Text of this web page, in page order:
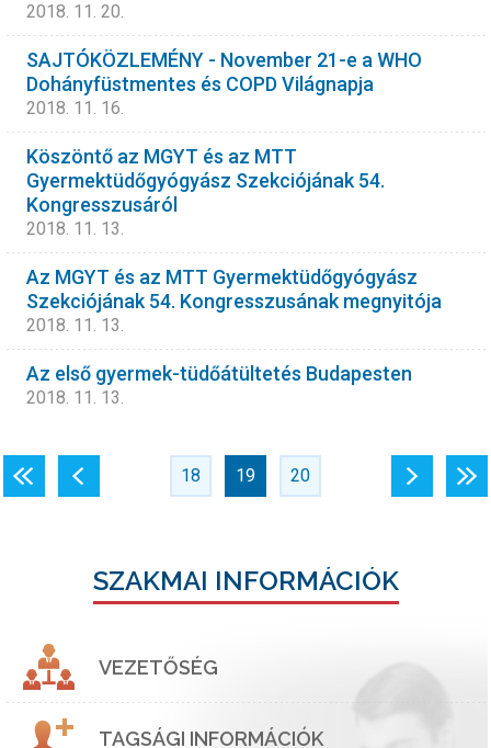
2018. 11. 20.
SAJTÓKÖZLEMÉNY - November 21-e a WHO
Dohányfüstmentes és COPD Világnapja
2018. 11. 16.
Köszöntő az MGYT és az MTT
Gyermektüdőgyógyász Szekciójának 54.
Kongresszusáról
2018. 11. 13.
Az MGYT és az MTT Gyermektüdőgyógyász
Szekciójának 54. Kongresszusának megnyitója
2018. 11. 13.
Az első gyermek-tüdőátültetés Budapesten
2018. 11. 13.
« ‹ 18 19 20 › »
SZAKMAI INFORMÁCIÓK
VEZETŐSÉG
TAGSÁGI INFORMÁCIÓK